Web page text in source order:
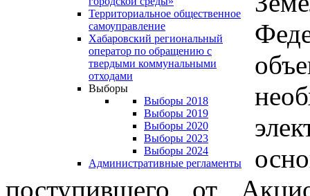
Территориальное общественное
самоуправление
Хабаровский региональный
оператор по обращению с
твердыми коммунальными
отходами
Выборы
Выборы 2018
Выборы 2019
Выборы 2020
Выборы 2023
Выборы 2024
Административные регламенты
поступившего от